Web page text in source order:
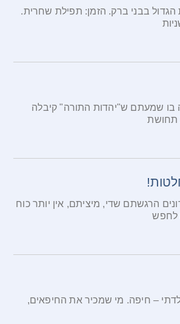
בבני ברק. הזמן: תפילת שחרית.
בו שמעתם ש"יהדות התורה" קיבלה
תחושת
הרגשתם שדי, מיציתם, אין יותר כוח
לחפש
– חיפה. מי שמכיר את החיפאים,